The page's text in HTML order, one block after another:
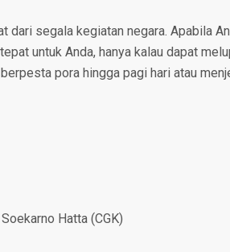
dari segala kegiatan negara. Apabila
untuk Anda, hanya kalau dapat
pora hingga pagi hari atau
Soekarno Hatta (CGK)